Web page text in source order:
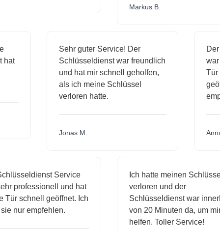
Markus B.
hat
Sehr guter Service! Der
Schlüsseldienst war freundlich
und hat mir schnell geholfen,
als ich meine Schlüssel
verloren hatte.
Jonas M.
Service
professionell und hat
schnell geöffnet. Ich
nur empfehlen.
Ich hatte meinen Schlüssel
verloren und der
Schlüsseldienst war
von 20 Minuten da, um mir
helfen. Toller Service!